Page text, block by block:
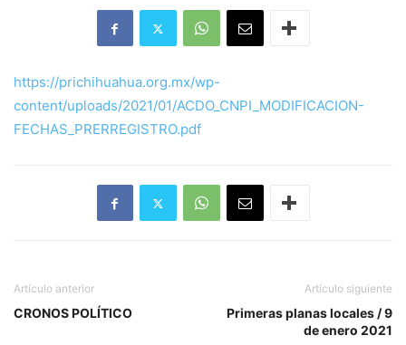
https://prichihuahua.org.mx/wp-
content/uploads/2021/01/ACDO_CNPI_MODIFICACION-
FECHAS_PRERREGISTRO.pdf
Artículo anterior
CRONOS POLÍTICO
Artículo siguiente
Primeras planas locales / 9
de enero 2021